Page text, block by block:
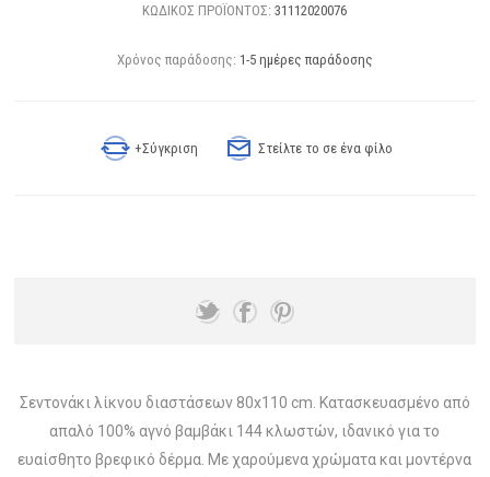
ΚΩΔΙΚΟΣ ΠΡΟΪΟΝΤΟΣ: 31112020076
Χρόνος παράδοσης: 1-5 ημέρες παράδοσης
+Σύγκριση Στείλτε το σε ένα φίλο
Σεντονάκι λίκνου διαστάσεων 80x110 cm. Κατασκευασμένο από
απαλό 100% αγνό βαμβάκι 144 κλωστών, ιδανικό για το
ευαίσθητο βρεφικό δέρμα. Με χαρούμενα χρώματα και μοντέρνα